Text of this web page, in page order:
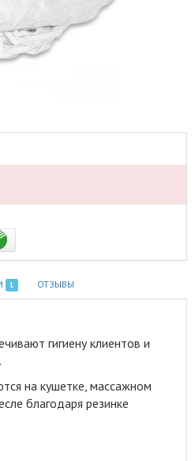
1 ОТЗЫВЫ
гигиену клиентов и
.
на кушетке, массажном
благодаря резинке